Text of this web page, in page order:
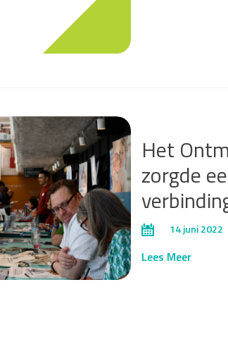
Het
zorgde
14 juni 2022
Lees Meer